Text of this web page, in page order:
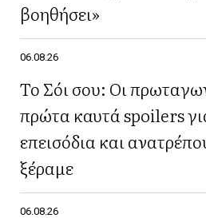
βοηθήσει»
06.08.26
Το Σόι σου: Οι
πρώτα καυτά spoilers
επεισόδια και
ξέραμε
06.08.26